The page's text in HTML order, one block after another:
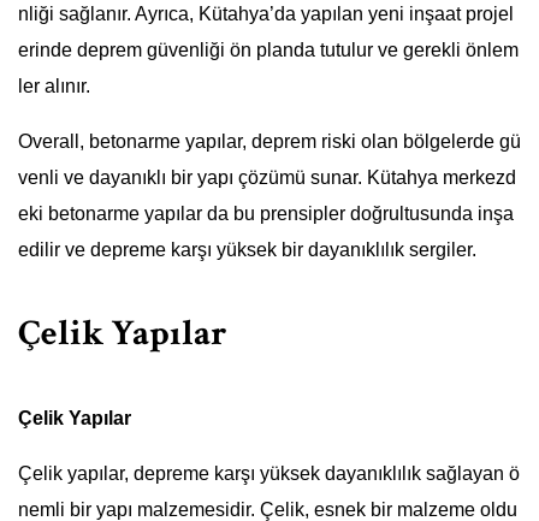
nliği sağlanır. Ayrıca, Kütahya’da yapılan yeni inşaat projel
erinde deprem güvenliği ön planda tutulur ve gerekli önlem
ler alınır.
Overall, betonarme yapılar, deprem riski olan bölgelerde gü
venli ve dayanıklı bir yapı çözümü sunar. Kütahya merkezd
eki betonarme yapılar da bu prensipler doğrultusunda inşa
edilir ve depreme karşı yüksek bir dayanıklılık sergiler.
Çelik Yapılar
Çelik Yapılar
Çelik yapılar, depreme karşı yüksek dayanıklılık sağlayan ö
nemli bir yapı malzemesidir. Çelik, esnek bir malzeme oldu